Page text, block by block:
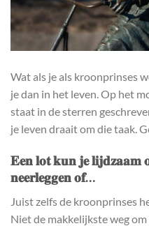
Wat als je als kroonprinses
je dan in het leven. Op het
staat in de sterren
je leven draait om die taak.
𝐄𝐞𝐧 𝐥𝐨𝐭 𝐤𝐮𝐧 𝐣𝐞 𝐥𝐢𝐣𝐝𝐳𝐚𝐚𝐦
𝐧𝐞𝐞𝐫𝐥𝐞𝐠𝐠𝐞𝐧 𝐨𝐟…
Juist zelfs de kroonprinses
Niet de makkelijkste weg